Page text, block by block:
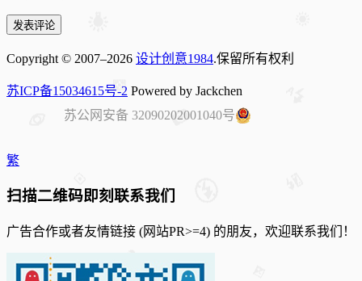
Copyright © 2007–2026 设计创意1984.保留所有权利
苏ICP备15034615号-2 Powered by Jackchen
苏公网安备 32090202001040号
繁
扫描二维码即刻联系我们
广告合作或者友情链接 (网站PR>=4) 的朋友，欢迎联系我们！